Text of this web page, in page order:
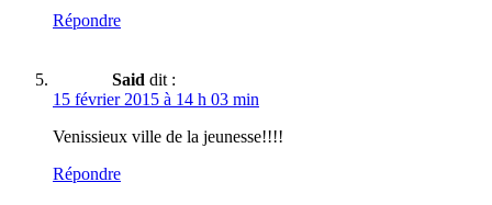
Répondre
Said dit :
15 février 2015 à 14 h 03 min
Venissieux ville de la jeunesse!!!!
Répondre